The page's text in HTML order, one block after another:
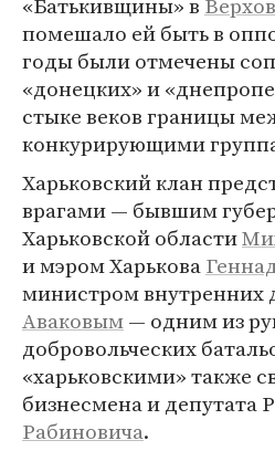
«Батькивщины» в
помешало ей быть в
годы были отмечены
«донецких» и
стыке веков границы
конкурирующими
Харьковский клан
врагами — бывшим
Харьковской области
и мэром Харькова
министром внутренних
Аваковым— одним из
добровольческих
«харьковскими» также
бизнесмена и депутата
Рабиновича.